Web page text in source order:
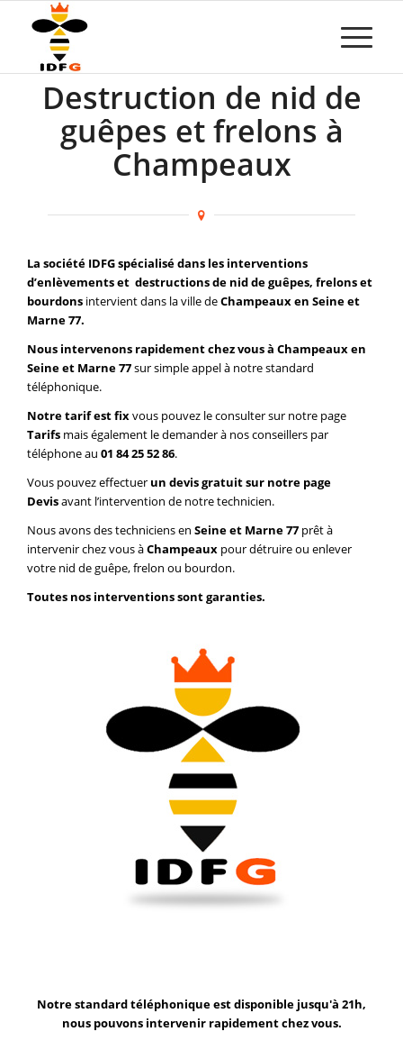
Destruction de nid de
guêpes et frelons à
Champeaux
La société IDFG spécialisé dans les interventions
d’enlèvements et destructions de nid de guêpes, frelons et
bourdons intervient dans la ville deChampeaux en Seine et
Marne 77.
Nous intervenons rapidement chez vous à Champeaux en
Seine et Marne 77sur simple appel à notre standard
téléphonique.
Notre tarif est fixvous pouvez le consulter sur notre page
Tarifs mais également le demander à nos conseillers par
téléphone au 01 84 25 52 86.
Vous pouvez effectuer un devis gratuit sur notre page
Devisavant l’intervention de notre technicien.
Nous avons des techniciens en Seine et Marne 77 prêt à
intervenir chez vous àChampeaux pour détruire ou enlever
votre nid de guêpe, frelon ou bourdon.
Toutes nos interventions sont garanties.
Notre standard téléphonique est disponible jusqu'à 21h,
nous pouvons intervenir rapidement chez vous.